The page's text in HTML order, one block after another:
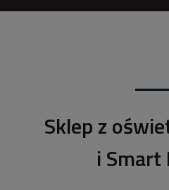
Sklep z
i Smart